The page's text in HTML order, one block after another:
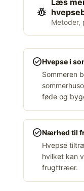
pest_control
Læs
Metoder,
check_circleHvepse i
Sommeren
føde og
check_circleNærhed til
Hvepse
hvilket kan
frugttræer.